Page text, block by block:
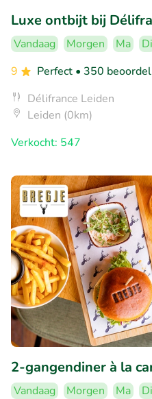
Luxe ontbijt bij
Vandaag Morgen Ma Di
9
Perfect • 350
Délifrance Leiden
Leiden (0km)
Verkocht: 547
2-gangendiner à la
Vandaag Morgen Ma Di